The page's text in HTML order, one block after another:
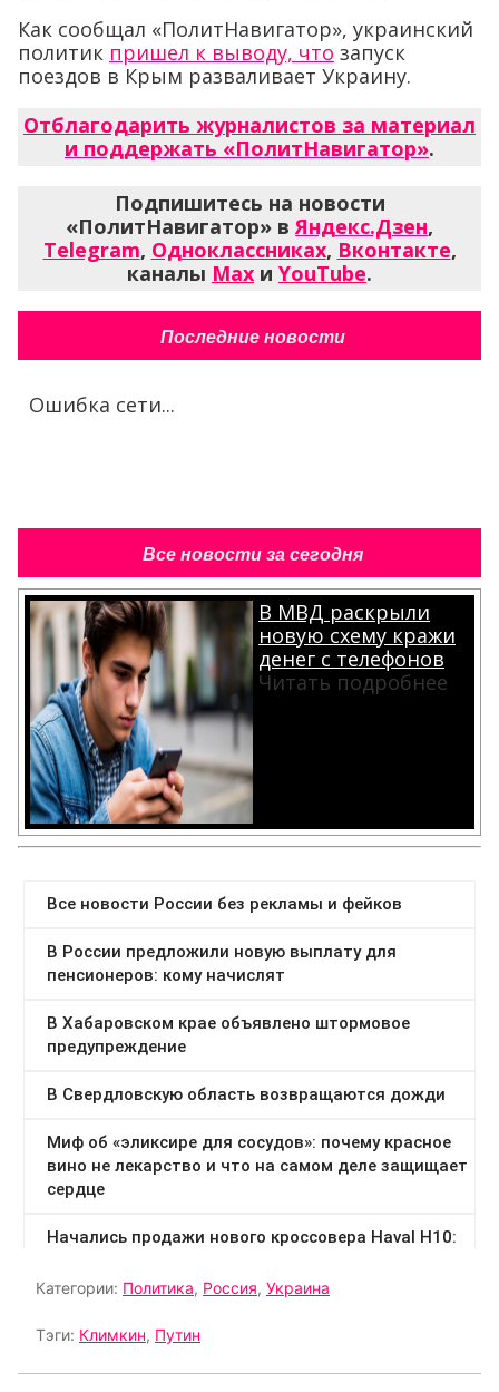
Как сообщал «ПолитНавигатор», украинский
политик пришел к выводу, что запуск
поездов в Крым разваливает Украину.
Отблагодарить журналистов за материал
и поддержать «ПолитНавигатор».
Подпишитесь на новости
«ПолитНавигатор» вЯндекс.Дзен,
Telegram, Одноклассниках, Вконтакте,
каналы Max и YouTube.
Последние новости
Ошибка сети...
Все новости за сегодня
В МВД раскрыли
новую схему кражи
денег с телефонов
Читать подробнее
Категории: Политика, Россия, Украина
Тэги: Климкин, Путин